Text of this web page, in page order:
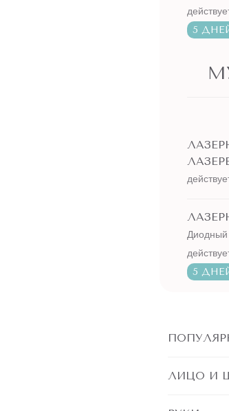
5
Диодный
5
ЛИЦО И